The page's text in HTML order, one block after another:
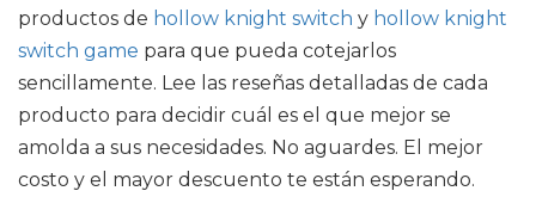
productos de hollow knight switch y hollow knight
switch game para que pueda cotejarlos
sencillamente. Lee las reseñas detalladas de cada
producto para decidir cuál es el que mejor se
amolda a sus necesidades. No aguardes. El mejor
costo y el mayor descuento te están esperando.